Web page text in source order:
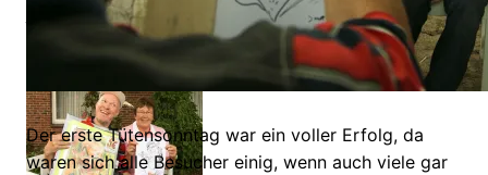
jungen Besucher des
Gnarrenburger
Tütensonntags.
Der erste Tütensonntag war ein voller Erfolg, da
waren sich alle Besucher einig, wenn auch viele gar